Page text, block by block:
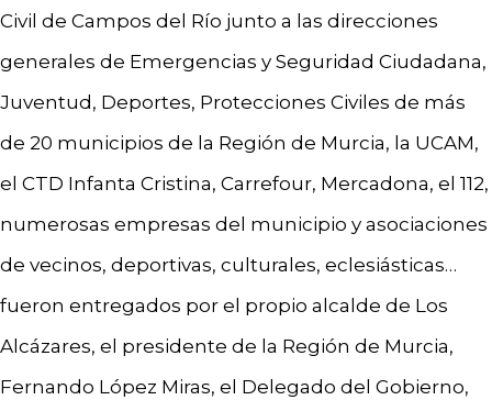
Civil de Campos del Río junto a las direcciones
generales de Emergencias y Seguridad Ciudadana,
Juventud, Deportes, Protecciones Civiles de más
de 20 municipios de la Región de Murcia, la UCAM,
el CTD Infanta Cristina, Carrefour, Mercadona, el 112,
numerosas empresas del municipio y asociaciones
de vecinos, deportivas, culturales, eclesiásticas…
fueron entregados por el propio alcalde de Los
Alcázares, el presidente de la Región de Murcia,
Fernando López Miras, el Delegado del Gobierno,